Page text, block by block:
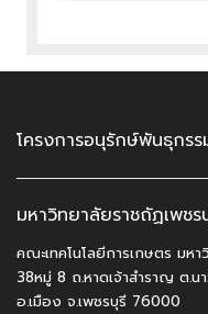
โครงการอนุรักษ์พันธุกรร
มหาวิทยาลัยราชถัฏเพชร
คณะเทคโนโลยีการเกษตร มห
38หมู่ 8 ถ.หาดเจ้าสำราญ ต.น
อ.เมือง จ.เพชรบุรี 76000